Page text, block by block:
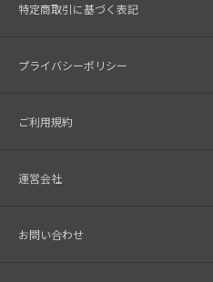
特定商取引に基づく表記
プライバシーポリシー
ご利用規約
運営会社
お問い合わせ